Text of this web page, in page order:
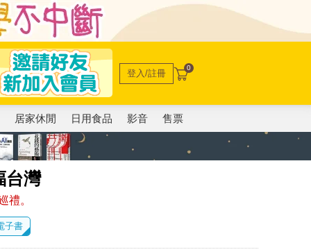
登入/註冊 0
居家休閒 日用食品 影音 售票
台灣
禮。
子書